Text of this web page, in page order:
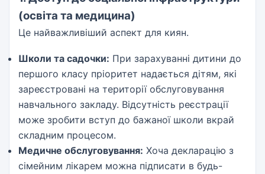
(освіта та медицина)
Це найважливіший аспект для киян.
Школи та садочки: При зарахуванні дитини до
першого класу пріоритет надається дітям, які
зареєстровані на території обслуговування
навчального закладу. Відсутність реєстрації
може зробити вступ до бажаної школи вкрай
складним процесом.
Медичне обслуговування: Хоча декларацію з
сімейним лікарем можна підписати в будь-